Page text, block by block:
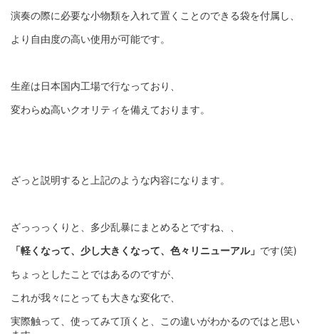
演奏の際に必要な小物類を入れて置くことのできる袋を付属し、
より自由度の高い使用が可能です。
生産は日本国内工場で行なっており、
変わらぬ高いクオリティを備えております。
ざっと説明すると上記のような内容になります。
ざっっっくりと、多少乱暴にまとめるとですね、、
「軽くなって、少し大きくなって、色々リニューアル」 です(笑)
ちょっとしたことではあるのですが、
これが我々にとっても大きな変化で、
実際触って、使ってみて頂くと、この違いがわかるのではと思い